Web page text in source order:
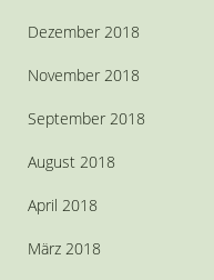
Dezember 2018
November 2018
September 2018
August 2018
April 2018
März 2018